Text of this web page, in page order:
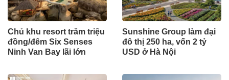
Chủ khu resort trăm triệu
đồng/đêm Six Senses
Ninh Van Bay lãi lớn
Sunshine Group làm đại
đô thị 250 ha, vốn 2 tỷ
USD ở Hà Nội